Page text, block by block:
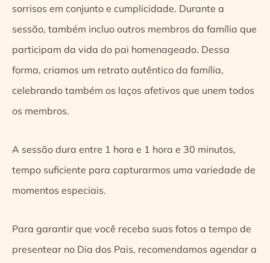
sorrisos em conjunto e cumplicidade. Durante a
sessão, também incluo outros membros da família que
participam da vida do pai homenageado. Dessa
forma, criamos um retrato autêntico da família,
celebrando também os laços afetivos que unem todos
os membros.
A sessão dura entre 1 hora e 1 hora e 30 minutos,
tempo suficiente para capturarmos uma variedade de
momentos especiais.
Para garantir que você receba suas fotos a tempo de
presentear no Dia dos Pais, recomendamos agendar a